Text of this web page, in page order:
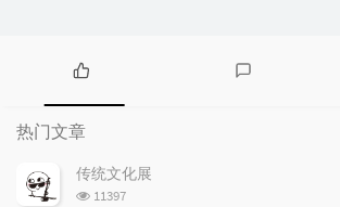
热
门
文
章
热门文章
传统文化展
浏
11397